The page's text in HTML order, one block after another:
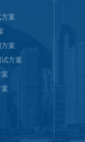
案
案
方案